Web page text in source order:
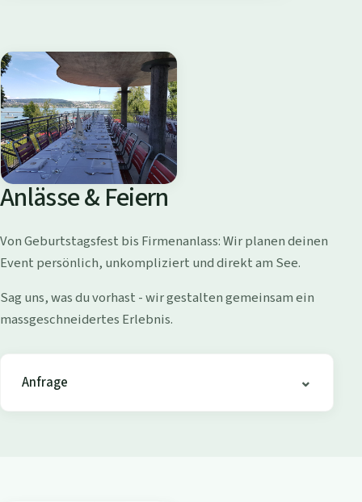
B
a
d
i
W
o
l
i
s
h
o
e
n
Anlässe & Feiern
Von Geburtstagsfest bis Firmenanlass: Wir planen deinen
Event persönlich, unkompliziert und direkt am See.
Sag uns, was du vorhast - wir gestalten gemeinsam ein
massgeschneidertes Erlebnis.
Anfrage